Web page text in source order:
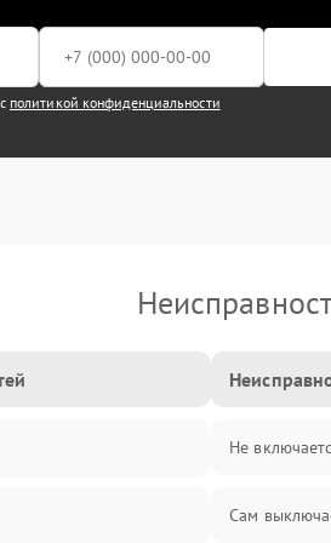
политикой конфиденциальности
Не
Сам